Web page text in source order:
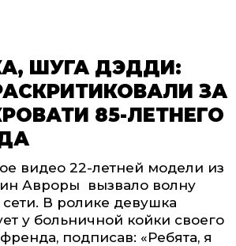
ШУГА ДЭДДИ:
ЗА
85-ЛЕТНЕГО
видео 22-летней модели из
Авроры вызвало волну
В ролике девушка
у больничной койки своего
подписав: «Ребята, я